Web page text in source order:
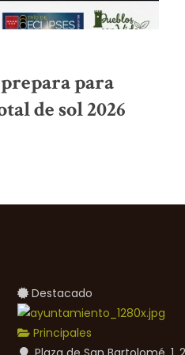
para
de sol 2026
Destacado
Principales